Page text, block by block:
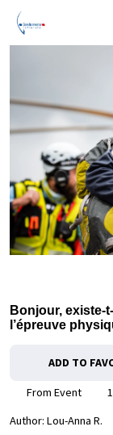
Bonjour, existe-
l’épreuve
ADD TO
From Event
Author: Lou-Anna R.